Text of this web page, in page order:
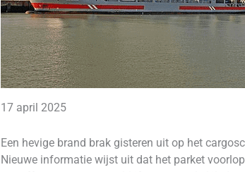
17 april 2025
Een hevige brand brak gisteren uit op het
Nieuwe informatie wijst uit dat het parket